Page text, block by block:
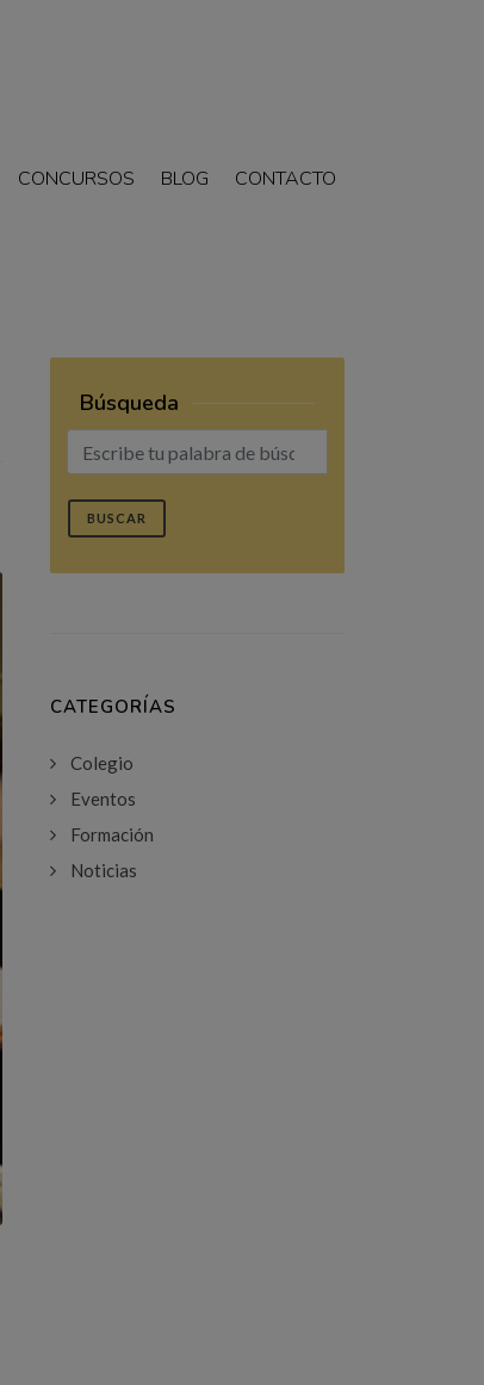
CONCURSOS BLOG CONTACTO
Búsqueda
BUSCAR
CATEGORÍAS
Colegio
Eventos
Formación
Noticias